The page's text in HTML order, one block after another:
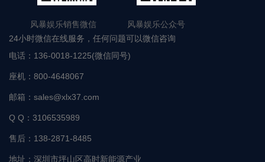
风暴娱乐销售微信 风暴娱乐公众号
24小时微信在线服务，任何问题可以微信咨询
电话： 136-0018-1225(微信同号)
座机： 800-4648067
邮箱： sales@xlx37.com
Q Q： 3106535989
售后： 138-2871-8485
地址： 深圳市坪山区高时新能源产业